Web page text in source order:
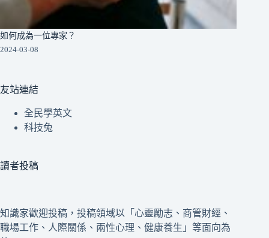
如何成為一位專家？
2024-03-08
友站連結
全民學英文
科技兔
讀者投稿
知識家歡迎投稿，投稿領域以「心靈勵志、商管財經、
職場工作、人際關係、兩性心理、健康養生」等面向為